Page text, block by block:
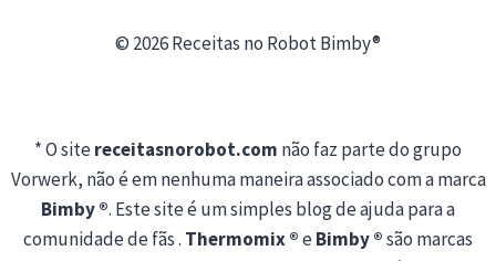
© 2026 Receitas no Robot Bimby®
* O sitereceitasnorobot.com não faz parte do grupo
Vorwerk, não é em nenhuma maneira associado com a marca
Bimby ®. Este site é um simples blog de ajuda para a
comunidade de fãs . Thermomix ®eBimby ®são marcas